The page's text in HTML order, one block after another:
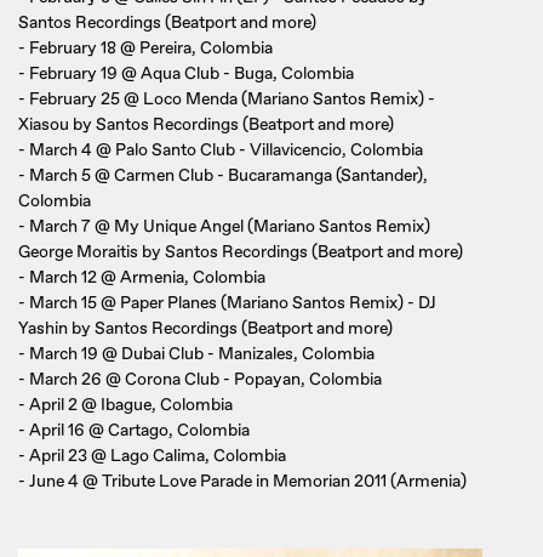
Santos Recordings (Beatport and more)
- February 18 @ Pereira, Colombia
- February 19 @ Aqua Club - Buga, Colombia
- February 25 @ Loco Menda (Mariano Santos Remix) -
Xiasou by Santos Recordings (Beatport and more)
- March 4 @ Palo Santo Club - Villavicencio, Colombia
- March 5 @ Carmen Club - Bucaramanga (Santander),
Colombia
- March 7 @ My Unique Angel (Mariano Santos Remix)
George Moraitis by Santos Recordings (Beatport and more)
- March 12 @ Armenia, Colombia
- March 15 @ Paper Planes (Mariano Santos Remix) - DJ
Yashin by Santos Recordings (Beatport and more)
- March 19 @ Dubai Club - Manizales, Colombia
- March 26 @ Corona Club - Popayan, Colombia
- April 2 @ Ibague, Colombia
- April 16 @ Cartago, Colombia
- April 23 @ Lago Calima, Colombia
- June 4 @ Tribute Love Parade in Memorian 2011 (Armenia)